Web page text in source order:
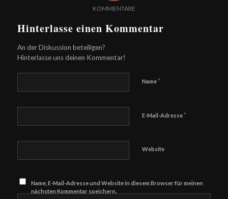
KOMMENTARE
Hinterlasse einen Kommentar
An der Diskussion beteiligen?
Hinterlasse uns deinen Kommentar!
Name*
E-Mail-Adresse*
Website
Name, E-Mail-Adresse und Website in diesem Browser für meinen
nächsten Kommentar speichern.